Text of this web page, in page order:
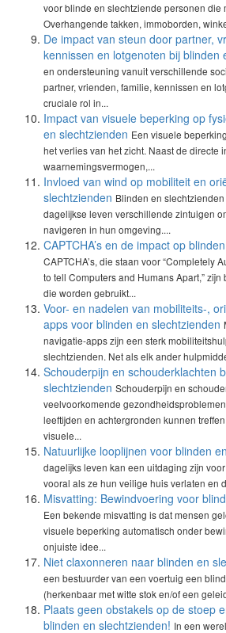
voor blinde en slechtziende personen die
Overhangende takken, immoborden,
De impact van steun door partner,
kennissen en lotgenoten bij blinden
en ondersteuning vanuit verschillende
partner, vrienden, familie, kennissen en
cruciale rol in...
Impact van visuele beperking op
en slechtzienden Een visuele
het verlies van het zicht. Naast de directe
waarnemingsvermogen,...
Invloed van wind op mobiliteit en
slechtzienden Blinden en
dagelijkse leven verschillende zintuigen
navigeren in hun omgeving....
CAPTCHA’s en de impact op
CAPTCHA’s, die staan voor “Completely
to tell Computers and Humans Apart,”
die worden gebruikt...
Voor- en nadelen van mobiliteits-,
apps voor blinden en slechtzienden
navigatie-apps zijn een sterk
slechtzienden. Net als elk ander
Schouderpijn en schouderklachten
slechtzienden Schouderpijn en
veelvoorkomende
leeftijden en achtergronden kunnen
visuele...
Natuurlijke looplijnen voor blinden
dagelijks leven kan een uitdaging zijn
vooral als ze hun veilige huis verlaten en
Misvatting: Bewindvoering voor
Een bekende misvatting is dat mensen
visuele beperking automatisch onder
onjuiste idee...
Niet claxonneren naar blinden en
een bestuurder van een voertuig een
(herkenbaar met witte stok en/of een
Plaats geen obstakels op de stoep
blinden en slechtzienden! In een